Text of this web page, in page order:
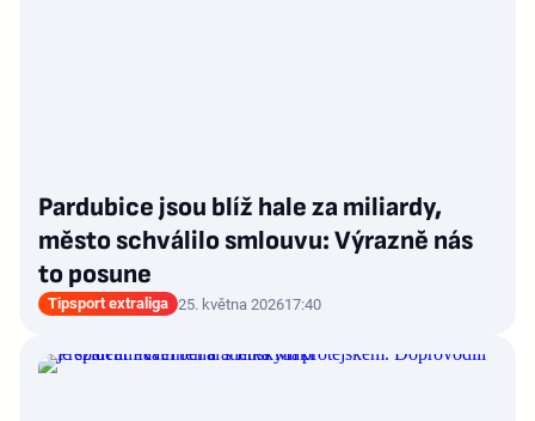
Pardubice jsou blíž hale za miliardy,
město schválilo smlouvu: Výrazně nás
to posune
Tipsport extraliga 25. května 202617:40